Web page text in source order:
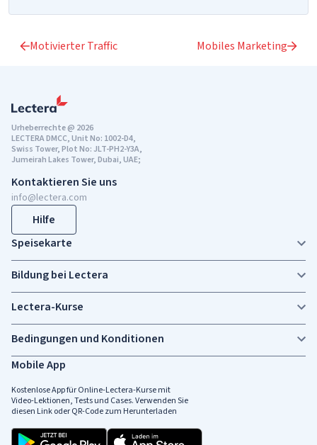
Motivierter Traffic Mobiles Marketing
Urheberrechte @ 2026
LECTERA DMCC, Unit No: 1002-D4,
Swiss Tower, Plot No: JLT-PH2-Y3A,
Jumeirah Lakes Tower, Dubai, UAE;
Kontaktieren Sie uns
info@lectera.com
Hilfe
Speisekarte
Bildung bei Lectera
Lectera-Kurse
Bedingungen und Konditionen
Mobile App
Kostenlose App für Online-Lectera-Kurse mit
Video-Lektionen, Tests und Cases. Verwenden Sie
diesen Link oder QR-Code zum Herunterladen